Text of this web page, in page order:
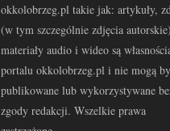
okkolobrzeg.pl takie jak: artykuły,
(w tym szczególnie zdjęcia
materiały audio i wideo są
portalu okkolobrzeg.pl i nie mogą
publikowane lub wykorzystywane
zgody redakcji. Wszelkie prawa